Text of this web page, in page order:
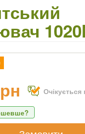
Очікується